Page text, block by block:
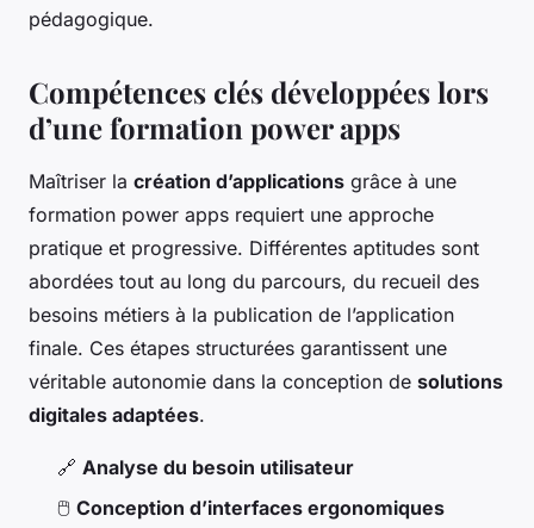
pédagogique.
Compétences clés développées lors
d’une formation power apps
Maîtriser la création d’applications grâce à une
formation power apps requiert une approche
pratique et progressive. Différentes aptitudes sont
abordées tout au long du parcours, du recueil des
besoins métiers à la publication de l’application
finale. Ces étapes structurées garantissent une
véritable autonomie dans la conception de solutions
digitales adaptées.
🔗 Analyse du besoin utilisateur
🖱️ Conception d’interfaces ergonomiques